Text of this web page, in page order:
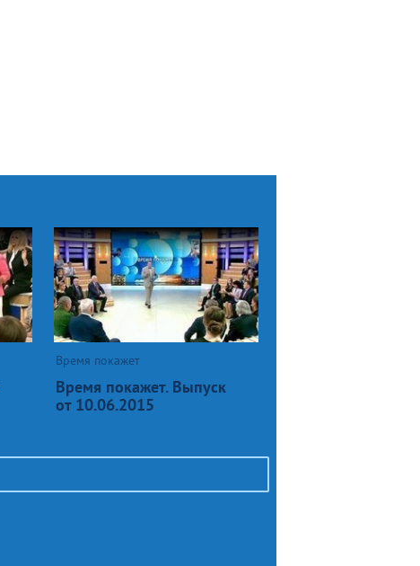
Время покажет
Время покажет. Выпуск
от 10.06.2015